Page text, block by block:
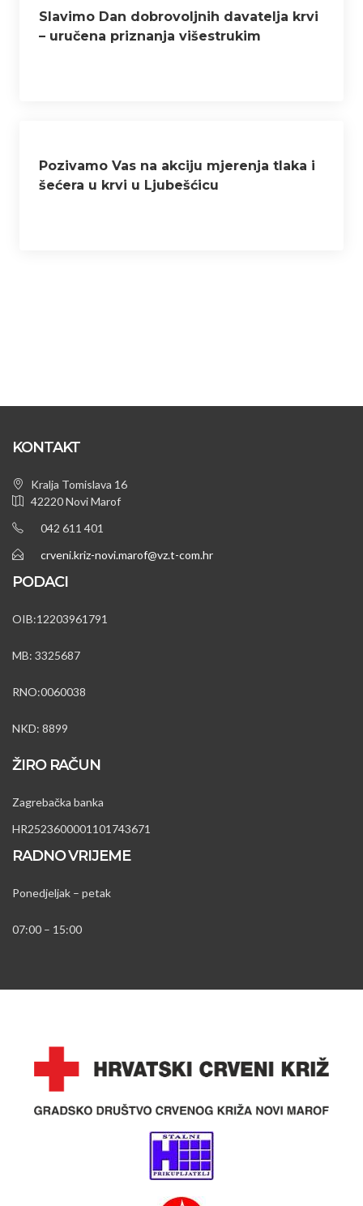
Slavimo Dan dobrovoljnih davatelja krvi
– uručena priznanja višestrukim
Pozivamo Vas na akciju mjerenja tlaka i
šećera u krvi u Ljubešćicu
KONTAKT
Kralja Tomislava 16
42220 Novi Marof
042 611 401
crveni.kriz-novi.marof@vz.t-com.hr
PODACI
OIB:12203961791
MB: 3325687
RNO:0060038
NKD: 8899
ŽIRO RAČUN
Zagrebačka banka
HR2523600001101743671
RADNO VRIJEME
Ponedjeljak – petak
07:00 – 15:00